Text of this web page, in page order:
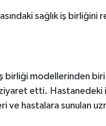
sağlık iş birliğini
birliği modellerinden biri
etti. Hastanedeki
hastalara sunulan